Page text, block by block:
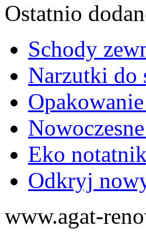
Ostatnio
Schody
Narzutki do
Eko
Odkryj
www.agat-